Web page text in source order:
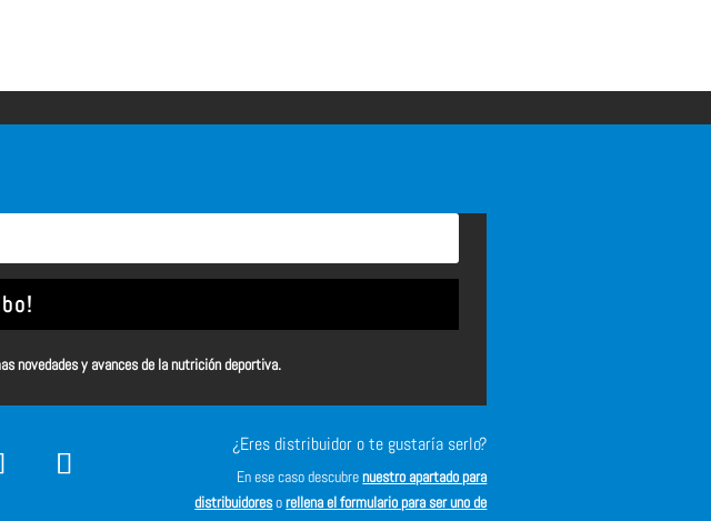
novedades y avances de la nutrición deportiva.
¿Eres distribuidor o te gustaría serlo?
En ese caso descubrenuestro apartado para
distribuidoresorellena el formulario para ser uno de